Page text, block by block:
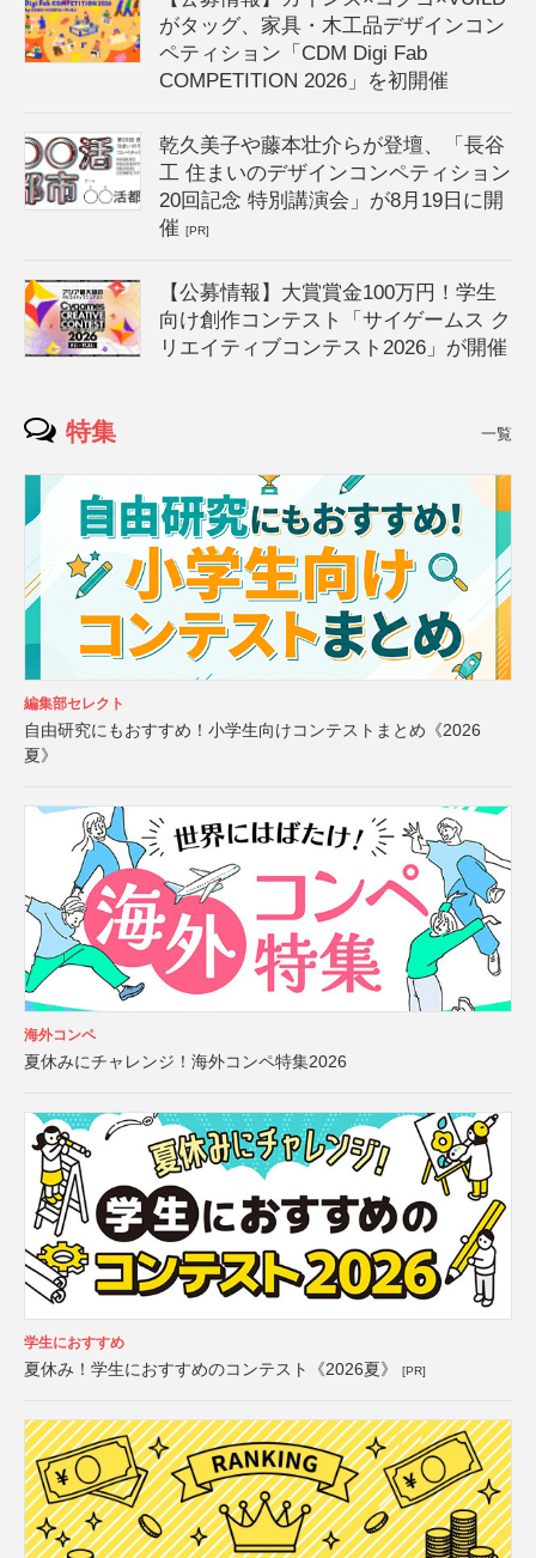
がタッグ、家具・木工品デザインコン
ペティション「CDM Digi Fab
COMPETITION 2026」を初開催
乾久美子や藤本壮介らが登壇、「長谷
工 住まいのデザインコンペティション
20回記念 特別講演会」が8月19日に開
催[PR]
【公募情報】大賞賞金100万円！学生
向け創作コンテスト「サイゲームス ク
リエイティブコンテスト2026」が開催
特集 一覧
編集部セレクト
自由研究にもおすすめ！小学生向けコンテストまとめ《2026
夏》
海外コンペ
夏休みにチャレンジ！海外コンペ特集2026
学生におすすめ
夏休み！学生におすすめのコンテスト《2026夏》 [PR]